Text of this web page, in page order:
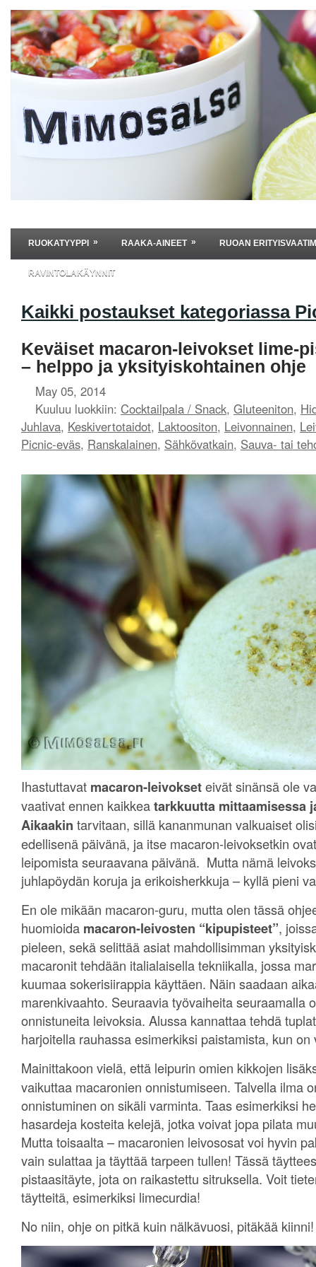
RUOKATYYPPI » RAAKA-AINEET » RUOAN
RAVINTOLAKÄYNNIT
Kaikki postaukset kategoriassa
Keväiset macaron-leivokset lime-
– helppo ja yksityiskohtainen ohje
May 05, 2014
Kuuluu luokkiin: Cocktailpala / Snack, Gluteeniton,
Juhlava, Keskivertotaidot, Laktoositon, Leivonnainen,
Picnic-eväs, Ranskalainen, Sähkövatkain, Sauva- tai
Ihastuttavat macaron-leivokseteivät sinänsä ole
vaativat ennen kaikkeatarkkuutta mittaamisessa
Aikaakin tarvitaan, sillä kananmunan valkuaiset
edellisenä päivänä, ja itse macaron-leivoksetkin
leipomista seuraavana päivänä. Mutta nämä
juhlapöydän koruja ja erikoisherkkuja – kyllä pieni
En ole mikään macaron-guru, mutta olen tässä
huomioida macaron-leivosten “kipupisteet”,
pieleen, sekä selittää asiat mahdollisimman
macaronit tehdään italialaisella tekniikalla, jossa
kuumaa sokerisiirappia käyttäen. Näin saadaan
marenkivaahto. Seuraavia työvaiheita seuraamalla
onnistuneita leivoksia. Alussa kannattaa tehdä
harjoitella rauhassa esimerkiksi paistamista, kun on
Mainittakoon vielä, että leipurin omien kikkojen
vaikuttaa macaronien onnistumiseen. Talvella ilma
onnistuminen on sikäli varminta. Taas esimerkiksi
hasardeja kosteita kelejä, jotka voivat jopa pilata
Mutta toisaalta – macaronien leivososat voi hyvin
vain sulattaa ja täyttää tarpeen tullen! Tässä
pistaasitäyte, jota on raikastettu sitruksella. Voit
täytteitä, esimerkiksi limecurdia!
No niin, ohje on pitkä kuin nälkävuosi, pitäkää